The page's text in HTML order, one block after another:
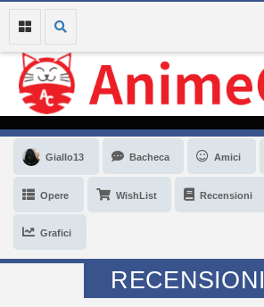
Giallo13 Bacheca Amici
Opere WishList Recensioni
Grafici